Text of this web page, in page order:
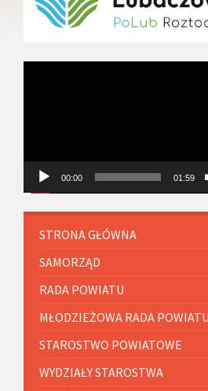
00:00 01:59
STRONA GŁÓWNA
SAMORZĄD
RADA POWIATU
MŁODZIEŻOWA RADA POWIATU
STAROSTWO POWIATOWE
WYDZIAŁY STAROSTWA